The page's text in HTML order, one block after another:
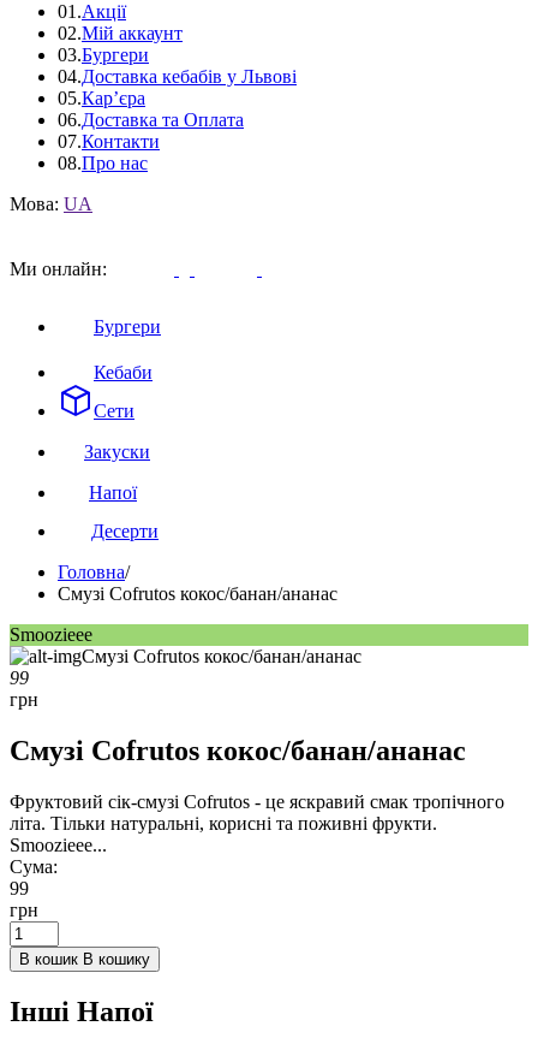
01.Акції
02.Мій аккаунт
03.Бургери
04.Доставка кебабів у Львові
05.Кар’єра
06.Доставка та Оплата
07.Контакти
08.Про нас
Мова: UA
Ми онлайн:
Бургери
Кебаби
Сети
Закуски
Напої
Десерти
Головна/
Смузі Cofrutos кокос/банан/ананас
Smoozieee
99
грн
Смузі Cofrutos кокос/банан/ананас
Фруктовий сік-смузі Cofrutos - це яскравий смак тропічного
літа. Тільки натуральні, корисні та поживні фрукти.
Smoozieee...
Сума:
99
грн
В кошик В кошику
Інші Напої